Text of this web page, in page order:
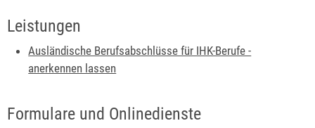
Leistungen
Ausländische Berufsabschlüsse für IHK-Berufe -
anerkennen lassen
Formulare und Onlinedienste